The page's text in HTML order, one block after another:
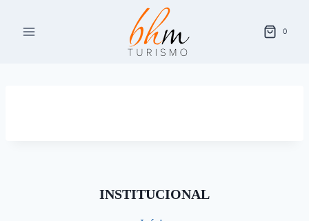
para
0
INSTITUCIONAL